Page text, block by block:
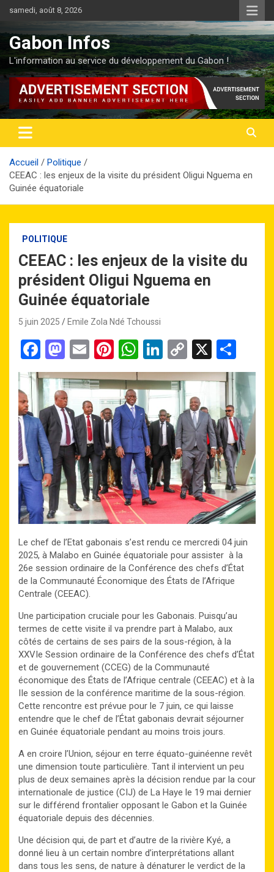
contenu
samedi, août 8, 2026
Gabon Infos
L'information au service du développement du Gabon !
Accueil
Politique
CEEAC : les enjeux de la visite du président Oligui Nguema en
Guinée équatoriale
POLITIQUE
CEEAC : les enjeux de la visite du
président Oligui Nguema en
Guinée équatoriale
5 juin 2025 Emile Zola Ndé Tchoussi
F
a
ce
b
o
o
k
M
a
st
o
d
o
n
E
m
ail
Pi
nt
er
es
t
W
h
at
s
A
p
p
Li
n
ke
dI
n
C
o
py
Li
n
k
X
ar
ta
g
er
Le chef de l’Etat gabonais s’est rendu ce mercredi 04 juin
2025, à Malabo en Guinée équatoriale pour assister à la
26e session ordinaire de la Conférence des chefs d’État
de la Communauté Économique des États de l’Afrique
Centrale (CEEAC).
Une participation cruciale pour les Gabonais. Puisqu’au
termes de cette visite il va prendre part à Malabo, aux
côtés de certains de ses pairs de la sous-région, à la
XXVIe Session ordinaire de la Conférence des chefs d’État
et de gouvernement (CCEG) de la Communauté
économique des États de l’Afrique centrale (CEEAC) et à la
IIe session de la conférence maritime de la sous-région.
Cette rencontre est prévue pour le 7 juin, ce qui laisse
entendre que le chef de l’État gabonais devrait séjourner
en Guinée équatoriale pendant au moins trois jours.
A en croire l’Union, séjour en terre équato-guinéenne revêt
une dimension toute particulière. Tant il intervient un peu
plus de deux semaines après la décision rendue par la cour
internationale de justice (CIJ) de La Haye le 19 mai dernier
sur le différend frontalier opposant le Gabon et la Guinée
équatoriale depuis des décennies.
Une décision qui, de part et d’autre de la rivière Kyé, a
donné lieu à un certain nombre d’interprétations allant
dans tous les sens, de nature à dénaturer le verdict de la